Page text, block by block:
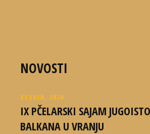
NOVOSTI
23 JULA, 2026
IX PČELARSKI SAJAM
BALKANA U VRANJU